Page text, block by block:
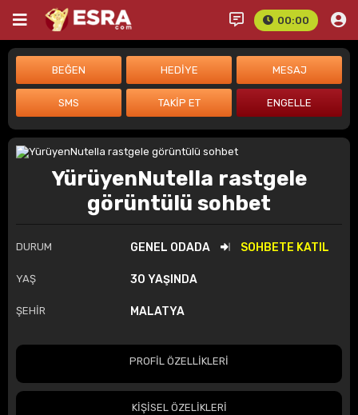
00:00
YürüyenNutella rastgele
görüntülü sohbet
DURUM GENEL ODADA SOHBETE KATIL
YAŞ 30 YAŞINDA
ŞEHİR MALATYA
PROFİL ÖZELLİKLERİ
KİŞİSEL ÖZELİKLERİ